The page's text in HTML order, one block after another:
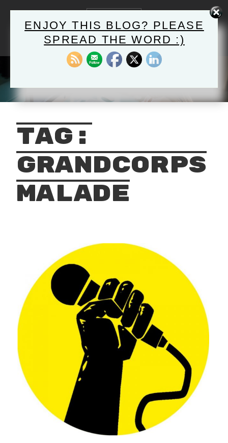
content
HELLO@TRADUXCOPY.COM
TRADUCTION ET
RÉDACTION WEB
English-French-Italian
Tag:
grandcorps
malade
ENJOY THIS BLOG? PLEASE
SPREAD THE WORD :)